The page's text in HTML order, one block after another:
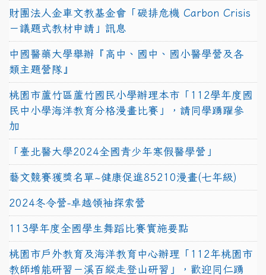
財團法人金車文教基金會「碳排危機 Carbon Crisis
－議題式教材申請」訊息
中國醫藥大學舉辦『高中、國中、國小醫學營及各
類主題營隊』
桃園市蘆竹區蘆竹國民小學辦理本市「112學年度國
民中小學海洋教育分格漫畫比賽」，請同學踴躍參
加
「臺北醫大學2024全國青少年寒假醫學營」
藝文競賽獲獎名單~健康促進85210漫畫(七年級)
2024冬令營-卓越領袖探索營
113學年度全國學生舞蹈比賽實施要點
桃園市戶外教育及海洋教育中心辦理「112年桃園市
教師增能研習－溪百縱走登山研習」，歡迎同仁踴